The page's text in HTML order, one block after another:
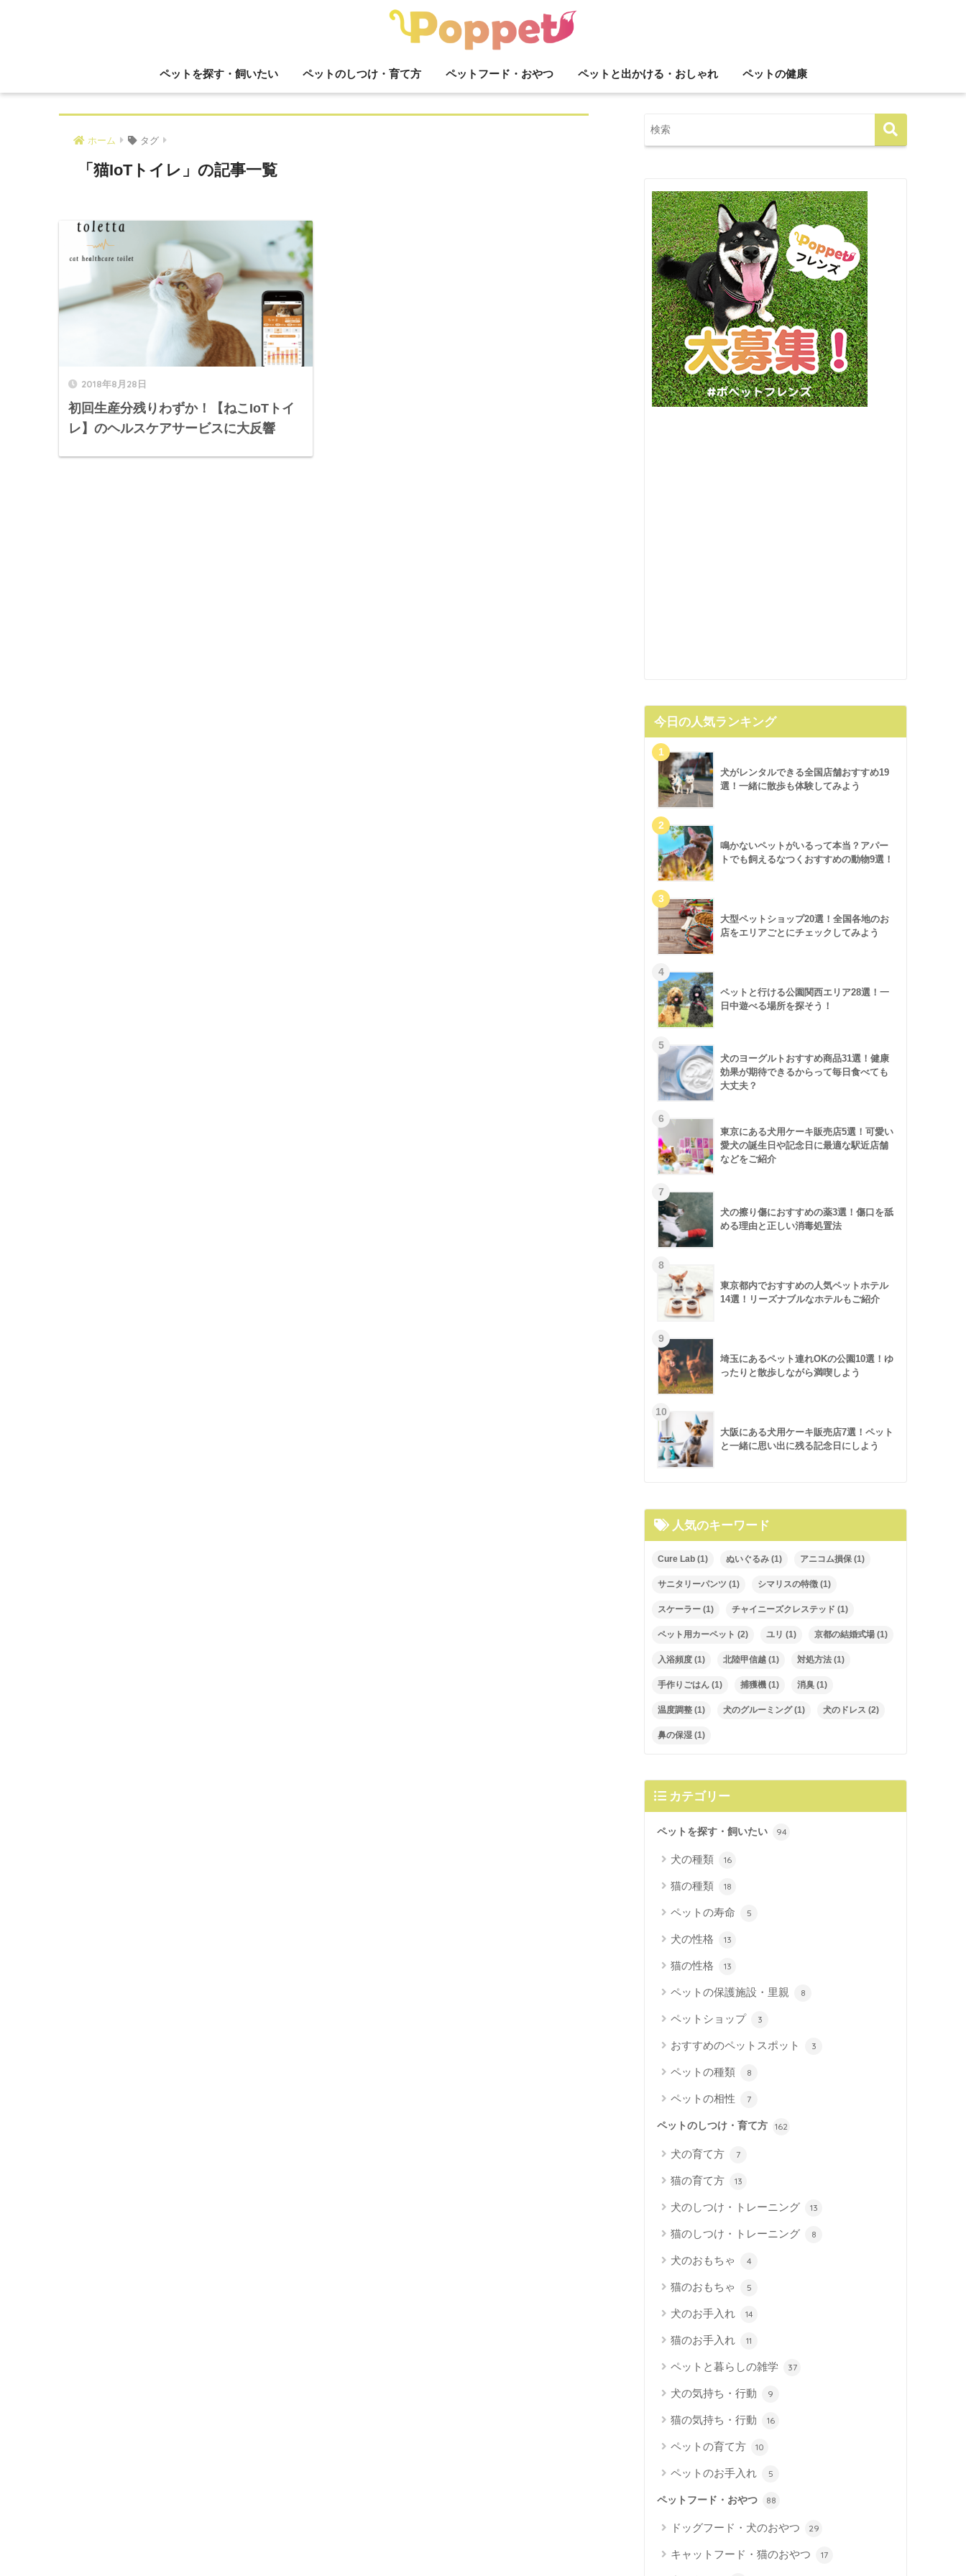
ペットを探す・飼いたい ペットのしつけ・育て方 ペットフード・おやつ ペットと出かける・おしゃれ ペットの健康
ホーム タグ
「猫IoTトイレ」の記事一覧
2018年8月28日
初回生産分残りわずか！【ねこIoTトイ
レ】のヘルスケアサービスに大反響
今日の人気ランキング
犬がレンタルできる全国店舗おすすめ19
選！一緒に散歩も体験してみよう
鳴かないペットがいるって本当？アパー
トでも飼えるなつくおすすめの動物9選！
大型ペットショップ20選！全国各地のお
店をエリアごとにチェックしてみよう
ペットと行ける公園関西エリア28選！一
日中遊べる場所を探そう！
犬のヨーグルトおすすめ商品31選！健康
効果が期待できるからって毎日食べても
大丈夫？
東京にある犬用ケーキ販売店5選！可愛い
愛犬の誕生日や記念日に最適な駅近店舗
などをご紹介
犬の擦り傷におすすめの薬3選！傷口を舐
める理由と正しい消毒処置法
東京都内でおすすめの人気ペットホテル
14選！リーズナブルなホテルもご紹介
埼玉にあるペット連れOKの公園10選！ゆ
ったりと散歩しながら満喫しよう
大阪にある犬用ケーキ販売店7選！ペット
と一緒に思い出に残る記念日にしよう
人気のキーワード
Cure Lab (1) ぬいぐるみ (1) アニコム損保 (1)
サニタリーパンツ (1) シマリスの特徴 (1)
スケーラー (1) チャイニーズクレステッド (1)
ペット用カーペット (2) ユリ (1) 京都の結婚式場 (1)
入浴頻度 (1) 北陸甲信越 (1) 対処方法 (1)
手作りごはん (1) 捕獲機 (1) 消臭 (1)
温度調整 (1) 犬のグルーミング(1) 犬のドレス (2)
鼻の保湿 (1)
カテゴリー
ペットを探す・飼いたい 94
犬の種類 16
猫の種類 18
ペットの寿命 5
犬の性格 13
猫の性格 13
ペットの保護施設・里親 8
ペットショップ 3
おすすめのペットスポット 3
ペットの種類 8
ペットの相性 7
ペットのしつけ・育て方 162
犬の育て方 7
猫の育て方 13
犬のしつけ・トレーニング 13
猫のしつけ・トレーニング 8
犬のおもちゃ 4
猫のおもちゃ 5
犬のお手入れ 14
猫のお手入れ 11
ペットと暮らしの雑学 37
犬の気持ち・行動 9
猫の気持ち・行動 16
ペットの育て方 10
ペットのお手入れ 5
ペットフード・おやつ 88
ドッグフード・犬のおやつ 29
キャットフード・猫のおやつ 17